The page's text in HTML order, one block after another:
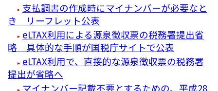
支払調書の作成時にマイナンバーが必要なと
き リーフレット公表
eLTAX利用による源泉徴収票の税務署提出省
略 具体的な手順が国税庁サイトで公表
eLTAX利用で、直接的な源泉徴収票の税務署
提出が省略へ
マイナンバー記載不要とするための、平成28